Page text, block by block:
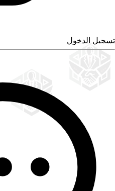
تسجيل الدخول